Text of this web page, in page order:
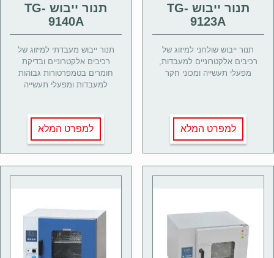
תנור ייבוש TG-
9123A
תנור ייבוש שולחני למיזוג של
רכיבים אלקטרוניים למעבדות,
מפעלי תעשייה ומכוני חקר
למפרט המלא
תנור ייבוש TG-
9140A
תנור ייבוש מעבדתי למיזוג של
רכיבים אלקטרוניים ובדיקת
חומרים בטמפרטורות גבוהות
למעבדות ומפעלי תעשייה
למפרט המלא